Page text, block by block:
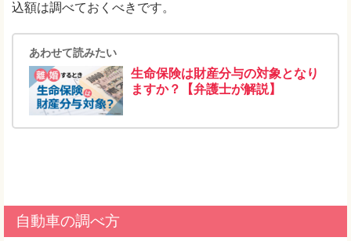
込額は調べておくべきです。
あわせて読みたい
生命保険は財産分与の対象となり
ますか？【弁護士が解説】
自動車の調べ方